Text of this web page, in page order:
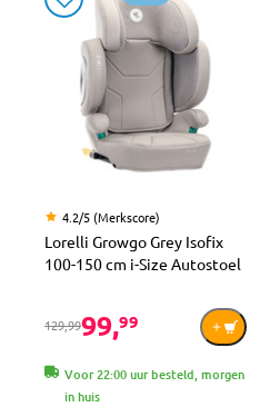
4.2/5 (Merkscore)
Lorelli Growgo Grey Isofix
100-150 cm i-Size Autostoel
129,9999,99
Voor 22:00 uur besteld, morgen
in huis